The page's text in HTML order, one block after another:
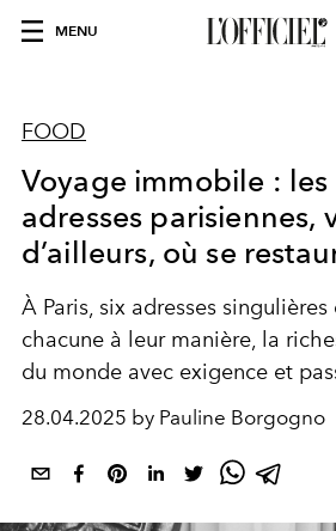
MENU
FOOD
Voyage immobile :
adresses parisiennes,
d’ailleurs, où se
À Paris, six adresses
chacune à leur manière, la
du monde avec exigence et
28.04.2025 by Pauline Borgogno